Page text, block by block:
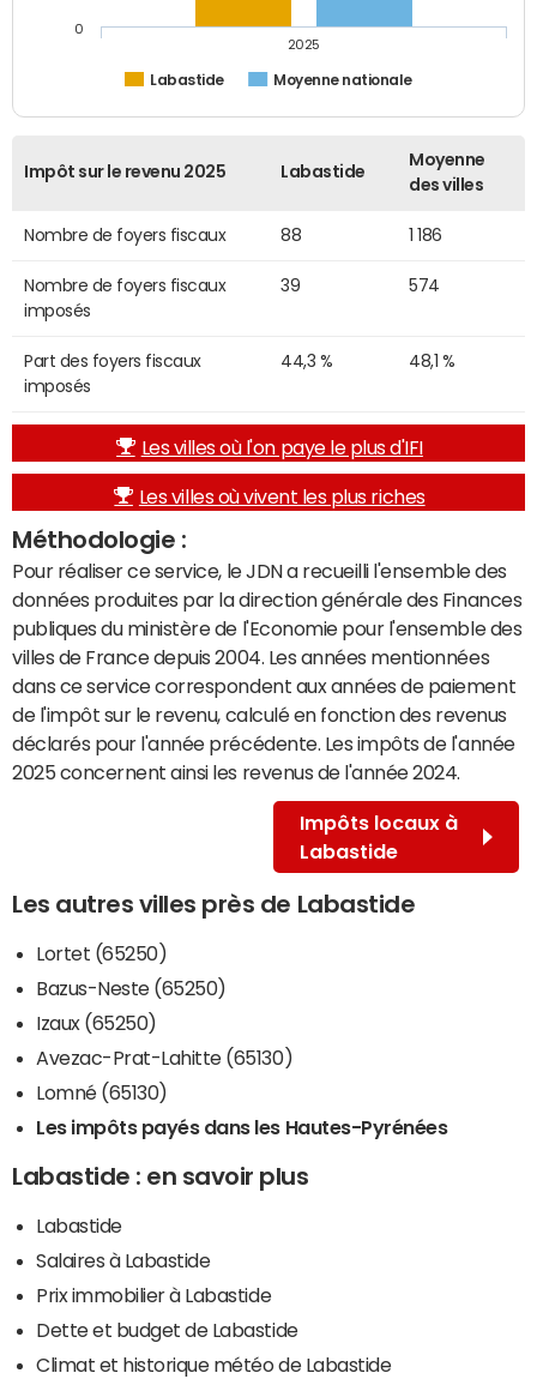
Labastide Moyenne nationale
2025
0
Impôt sur le revenu 2025 Labastide
Moyenne
des villes
Nombre de foyers fiscaux 88 1 186
Nombre de foyers fiscaux
imposés
39 574
Part des foyers fiscaux
imposés
44,3 % 48,1 %
Les villes où l'on paye le plus d'IFI
Les villes où vivent les plus riches
Méthodologie :
Pour réaliser ce service, le JDN a recueilli l'ensemble des
données produites par la direction générale des Finances
publiques du ministère de l'Economie pour l'ensemble des
villes de France depuis 2004. Les années mentionnées
dans ce service correspondent aux années de paiement
de l'impôt sur le revenu, calculé en fonction des revenus
déclarés pour l'année précédente. Les impôts de l'année
2025 concernent ainsi les revenus de l'année 2024.
Impôts locaux à
Labastide
Les autres villes près de Labastide
Lortet (65250)
Bazus-Neste (65250)
Izaux (65250)
Avezac-Prat-Lahitte (65130)
Lomné (65130)
Les impôts payés dans les Hautes-Pyrénées
Labastide : en savoir plus
Labastide
Salaires à Labastide
Prix immobilier à Labastide
Dette et budget de Labastide
Climat et historique météo de Labastide